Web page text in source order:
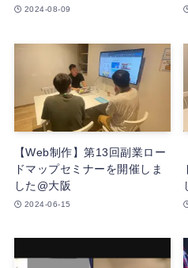
2024-08-09
【Web制作】第13回副業ロー
ドマップセミナーを開催しま
した@大阪
2024-06-15